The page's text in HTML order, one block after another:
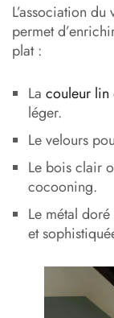
L’association
permet
plat :
La couleur lin
léger.
Le velours
Le bois clair
cocooning.
Le métal
et